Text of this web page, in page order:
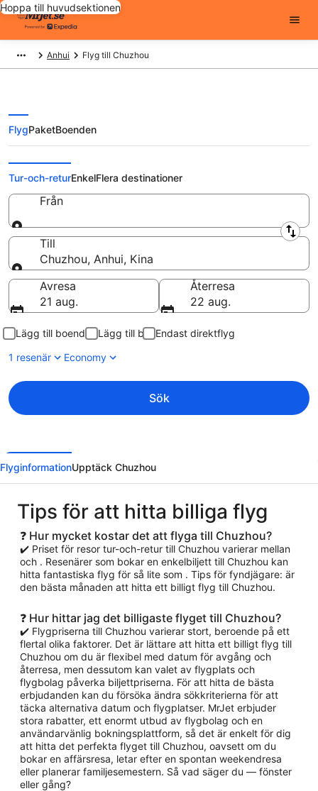
Hoppa till huvudsektionen
Anhui Flyg till Chuzhou
Billiga flygbiljetter till Chuzhou
FlygPaketBoenden
Tur-och-returEnkelFlera destinationer
Från
Från
Till
Chuzhou, Anhui, Kina
Till
Avresa
21 aug.
Återresa
22 aug.
Lägg till boende Lägg till bil
Endast direktflyg
1 resenär
Economy
Sök
FlyginformationUpptäck Chuzhou
Tips för att hitta billiga flyg
❓ Hur mycket kostar det att flyga till Chuzhou?
✔️ Priset för resor tur-och-retur till Chuzhou varierar mellan
och . Resenärer som bokar en enkelbiljett till Chuzhou kan
hitta fantastiska flyg för så lite som . Tips för fyndjägare: är
den bästa månaden att hitta ett billigt flyg till Chuzhou.
❓ Hur hittar jag det billigaste flyget till Chuzhou?
✔️ Flygpriserna till Chuzhou varierar stort, beroende på ett
flertal olika faktorer. Det är lättare att hitta ett billigt flyg till
Chuzhou om du är flexibel med datum för avgång och
återresa, men dessutom kan valet av flygplats och
flygbolag påverka biljettpriserna. För att hitta de bästa
erbjudanden kan du försöka ändra sökkriterierna för att
täcka alternativa datum och flygplatser. MrJet erbjuder
stora rabatter, ett enormt utbud av flygbolag och en
användarvänlig bokningsplattform, så det är enkelt för dig
att hitta det perfekta flyget till Chuzhou, oavsett om du
bokar en affärsresa, letar efter en spontan weekendresa
eller planerar familjesemestern. Så vad säger du — fönster
eller gång?